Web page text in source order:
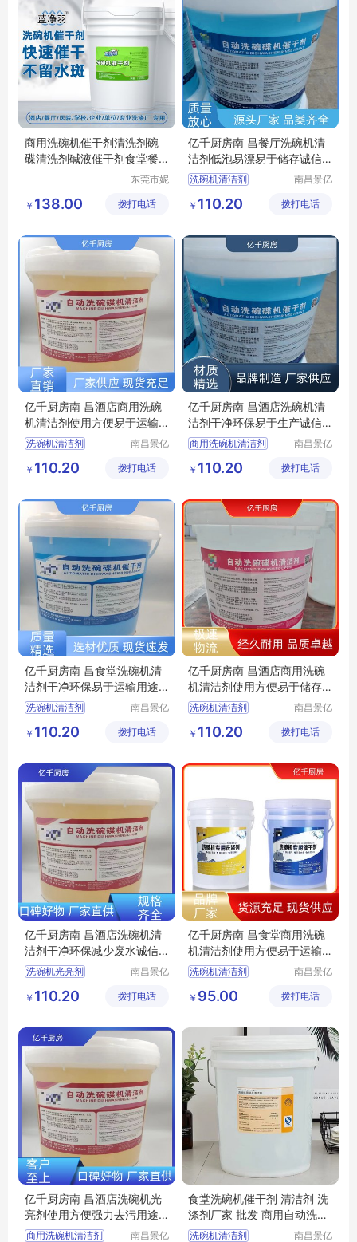
商用洗碗机催干剂清洗剂碗
碟清洗剂碱液催干剂食堂餐
东莞市妮
品有限公
￥ 138.00 拨打电话
亿千厨房南 昌餐厅洗碗机清
洁剂低泡易漂易于储存诚信
经营
洗碗机清洁剂
商用洗碗机清洁剂
商用洗碗机清洁剂厂家
南昌景亿
有限公司
￥ 110.20 拨打电话
亿千厨房南 昌酒店商用洗碗
机清洁剂使用方便易于运输
货源稳定
洗碗机清洁剂
洗碗机专用光亮剂
洗碗机光亮剂厂家
南昌景亿
有限公司
￥ 110.20 拨打电话
亿千厨房南 昌酒店洗碗机清
洁剂干净环保易于生产诚信
经营
商用洗碗机清洁剂
洗碗机专用催干剂
洗碗机光亮剂厂家
南昌景亿
有限公司
￥ 110.20 拨打电话
亿千厨房南 昌食堂洗碗机清
洁剂干净环保易于运输用途
广泛
洗碗机清洁剂
商用洗碗机光亮剂
商用洗碗机清洁剂厂家
南昌景亿
有限公司
￥ 110.20 拨打电话
亿千厨房南 昌酒店商用洗碗
机清洁剂使用方便易于储存
用途广泛
洗碗机清洁剂
洗碗机洗涤剂厂家
洗碗机专用洗涤剂厂家
南昌景亿
有限公司
￥ 110.20 拨打电话
亿千厨房南 昌酒店洗碗机清
洁剂干净环保减少废水诚信
经营
洗碗机光亮剂
洗碗机清洁剂厂家
商用洗碗机清洁剂厂家
南昌景亿
有限公司
￥ 110.20 拨打电话
亿千厨房南 昌食堂商用洗碗
机清洁剂使用方便易于运输
精选商家
洗碗机清洁剂
商用洗碗机清洁剂
洗碗机催干剂厂家
南昌景亿
有限公司
￥ 95.00 拨打电话
亿千厨房南 昌酒店洗碗机光
亮剂使用方便强力去污用途
广泛
商用洗碗机清洁剂
南昌景亿
食堂洗碗机催干剂 清洁剂 洗
涤剂厂家 批发 商用自动洗碗
机光亮剂
洗碗机清洁剂
南昌景亿